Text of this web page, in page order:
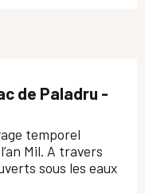
de Paladru -
temporel
Mil. A travers
sous les eaux